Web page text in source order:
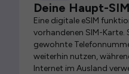
Deine Haupt-
Eine digitale eSIM
vorhandenen SIM-Karte.
gewohnte
weiterhin nutzen,
Internet im Ausland